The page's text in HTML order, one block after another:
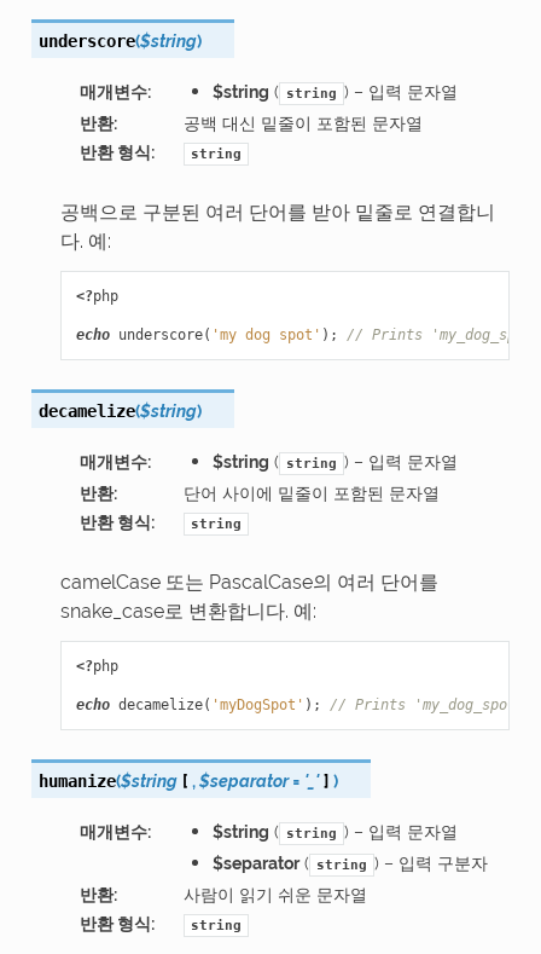
underscore($string)
매개변수: $string ( string ) – 입력 문자열
반환:
공백 대신 밑줄이 포함된 문자열
반환 형식: string
공백으로 구분된 여러 단어를 받아 밑줄로 연결합니
다. 예:
<?php
echo underscore( 'my dog spot' ); // Prints 'my_dog_spot'
decamelize($string)
매개변수: $string ( string ) – 입력 문자열
반환:
단어 사이에 밑줄이 포함된 문자열
반환 형식: string
camelCase 또는 PascalCase의 여러 단어를
snake_case로 변환합니다. 예:
<?php
echo decamelize( 'myDogSpot' ); // Prints 'my_dog_spot'
humanize($string [ ,$separator = '_' ] )
매개변수: $string ( string ) – 입력 문자열
$separator( string ) – 입력 구분자
반환:
사람이 읽기 쉬운 문자열
반환 형식: string